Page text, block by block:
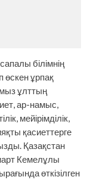
білімнің
ұрпақ
ұлттың
ар-намыс,
мейірімділік,
қасиеттерге
Қазақстан
Кемелұлы
өткізілген